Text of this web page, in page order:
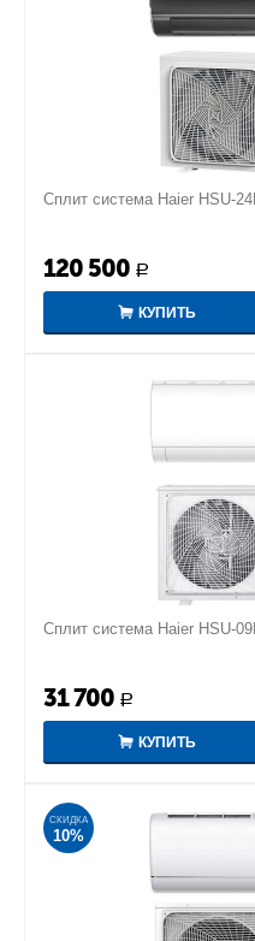
Сплит система Haier HSU-
120 500 Р
КУПИТЬ
Сплит система Haier HSU-
31 700 Р
КУПИТЬ
СКИДКА
10%